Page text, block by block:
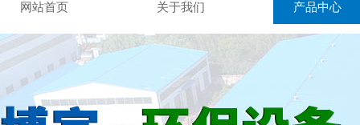
网站首页 关于我们 产品中心